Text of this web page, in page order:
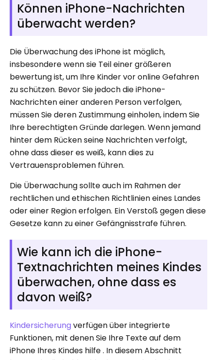
Können iPhone-Nachrichten
überwacht werden?
Die Überwachung des iPhone ist möglich,
insbesondere wenn sie Teil einer größeren
bewertung ist, um Ihre Kinder vor online Gefahren
zu schützen. Bevor Sie jedoch die iPhone-
Nachrichten einer anderen Person verfolgen,
müssen Sie deren Zustimmung einholen, indem Sie
Ihre berechtigten Gründe darlegen. Wenn jemand
hinter dem Rücken seine Nachrichten verfolgt,
ohne dass dieser es weiß, kann dies zu
Vertrauensproblemen führen.
Die Überwachung sollte auch im Rahmen der
rechtlichen und ethischen Richtlinien eines Landes
oder einer Region erfolgen. Ein Verstoß gegen diese
Gesetze kann zu einer Gefängnisstrafe führen.
Wie kann ich die iPhone-
Textnachrichten meines Kindes
überwachen, ohne dass es
davon weiß?
Kindersicherung verfügen über integrierte
Funktionen, mit denen Sie Ihre Texte auf dem
iPhone Ihres Kindes hilfe . In diesem Abschnitt